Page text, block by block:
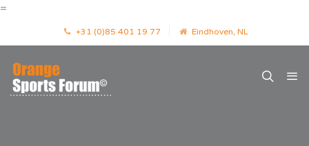
=
+31 (0)85 401 19 77 Eindhoven, NL